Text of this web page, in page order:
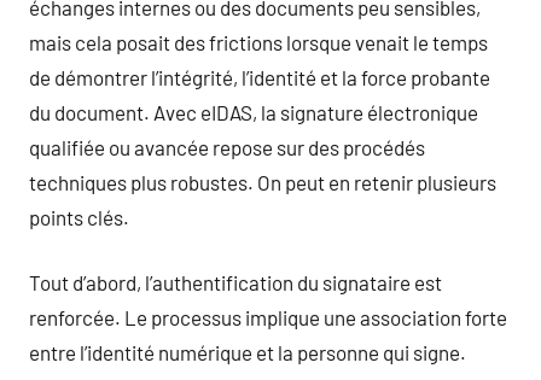
échanges internes ou des documents peu sensibles,
mais cela posait des frictions lorsque venait le temps
de démontrer l’intégrité, l’identité et la force probante
du document. Avec eIDAS, la signature électronique
qualifiée ou avancée repose sur des procédés
techniques plus robustes. On peut en retenir plusieurs
points clés.
Tout d’abord, l’authentification du signataire est
renforcée. Le processus implique une association forte
entre l’identité numérique et la personne qui signe.